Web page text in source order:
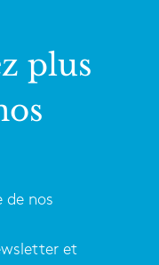
plus
de nos
et